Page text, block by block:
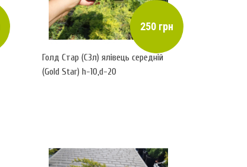
250 грн
Голд Стар (С3л) ялівець середній
(Gold Star) h-10,d-20